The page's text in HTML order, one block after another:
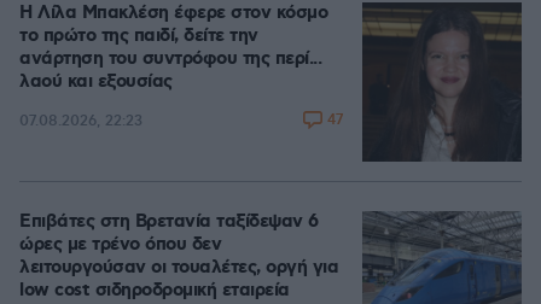
Η Λίλα Μπακλέση έφερε στον κόσμο
το πρώτο της παιδί, δείτε την
ανάρτηση του συντρόφου της περί...
λαού και εξουσίας
07.08.2026, 22:23 47
Επιβάτες στη Βρετανία ταξίδεψαν 6
ώρες με τρένο όπου δεν
λειτουργούσαν οι τουαλέτες, οργή για
low cost σιδηροδρομική εταιρεία